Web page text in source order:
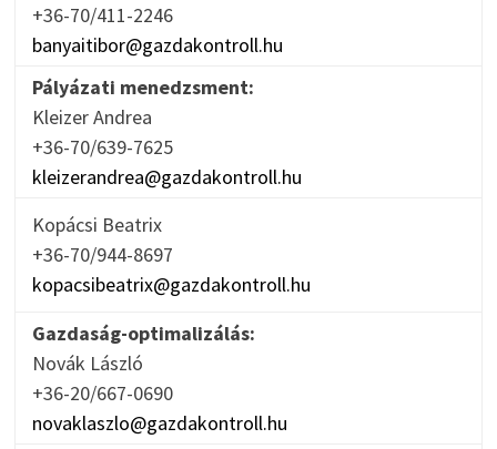
+36-70/411-2246
banyaitibor@gazdakontroll.hu
Pályázati menedzsment:
Kleizer Andrea
+36-70/639-7625
kleizerandrea@gazdakontroll.hu
Kopácsi Beatrix
+36-70/944-8697
kopacsibeatrix@gazdakontroll.hu
Gazdaság-optimalizálás:
Novák László
+36-20/667-0690
novaklaszlo@gazdakontroll.hu